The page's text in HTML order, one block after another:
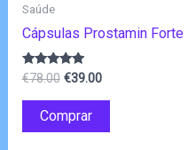
Saúde
Cápsulas Prostamin Forte
Avaliação
de 5
€78.00 O
original
era:
€39.00O
Comprar